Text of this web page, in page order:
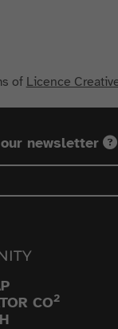
of Licence
newsletter
CO2